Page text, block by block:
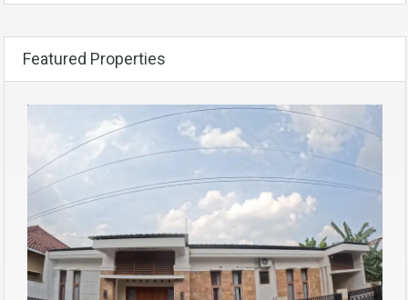
Featured Properties